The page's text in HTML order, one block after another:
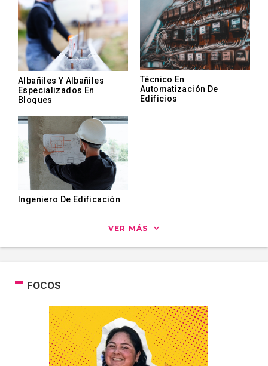
Albañiles Y Albañiles
Especializados En
Bloques
Técnico En
Automatización De
Edificios
Ingeniero De Edificación
VER MÁS
FOCOS